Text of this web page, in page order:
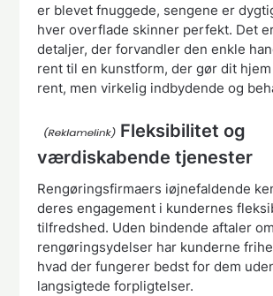
er blevet fnuggede, sengene er
hver overflade skinner perfekt. Det
detaljer, der forvandler den enkle
rent til en kunstform, der gør dit
rent, men virkelig indbydende og
Fleksibilitet og
værdiskabende tjenester
Rengøringsfirmaers iøjnefaldende
deres engagement i kundernes
tilfredshed. Uden bindende aftaler
rengøringsydelser har kunderne
hvad der fungerer bedst for dem
langsigtede forpligtelser.